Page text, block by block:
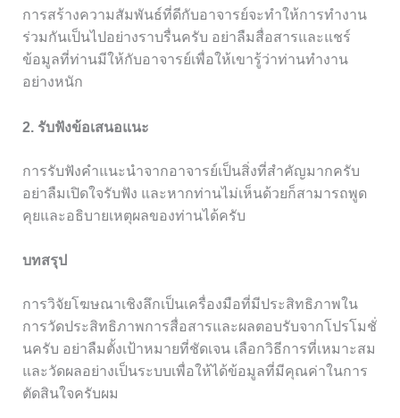
การสร้างความสัมพันธ์ที่ดีกับอาจารย์จะทำให้การทำงาน
ร่วมกันเป็นไปอย่างราบรื่นครับ อย่าลืมสื่อสารและแชร์
ข้อมูลที่ท่านมีให้กับอาจารย์เพื่อให้เขารู้ว่าท่านทำงาน
อย่างหนัก
2. รับฟังข้อเสนอแนะ
การรับฟังคำแนะนำจากอาจารย์เป็นสิ่งที่สำคัญมากครับ
อย่าลืมเปิดใจรับฟัง และหากท่านไม่เห็นด้วยก็สามารถพูด
คุยและอธิบายเหตุผลของท่านได้ครับ
บทสรุป
การวิจัยโฆษณาเชิงลึกเป็นเครื่องมือที่มีประสิทธิภาพใน
การวัดประสิทธิภาพการสื่อสารและผลตอบรับจากโปรโมชั่
นครับ อย่าลืมตั้งเป้าหมายที่ชัดเจน เลือกวิธีการที่เหมาะสม
และวัดผลอย่างเป็นระบบเพื่อให้ได้ข้อมูลที่มีคุณค่าในการ
ตัดสินใจครับผม